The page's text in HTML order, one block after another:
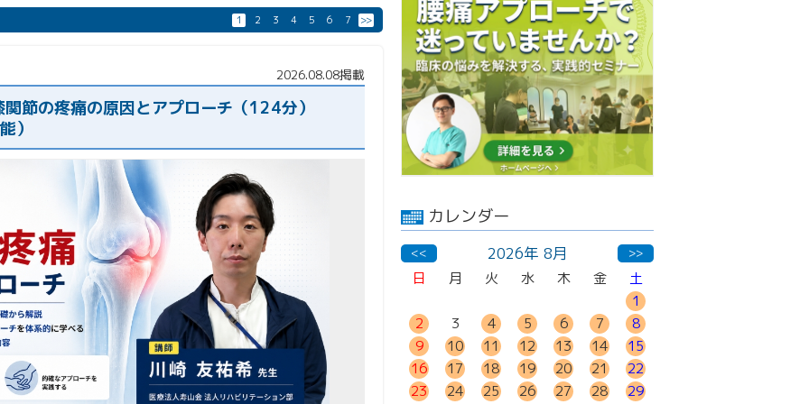
カレンダー
<< 2026年 8月 >>
日 月 火 水 木 金
土
1
2
3 4 5 6 7
8
9
10 11 12 13 14
15
16
17 18 19 20 21
22
23
24 25 26 27 28 29
1 2 3 4 5 6 7 >>
2026.08.08掲載
節の疼痛の原因とアプローチ（124分）
）